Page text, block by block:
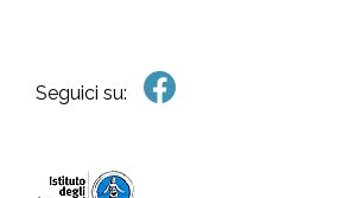
Seguici su: